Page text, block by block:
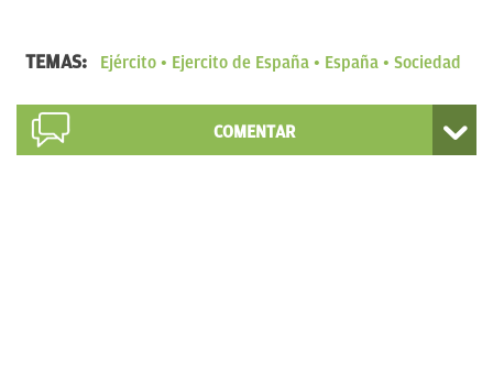
TEMAS: Ejército Ejercito de España España Sociedad
COMENTAR